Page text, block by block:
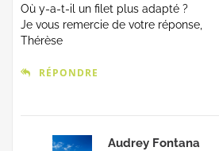
Où y-a-t-il un filet plus adapté ?
Je vous remercie de votre réponse,
Thérèse
RÉPONDRE
Audrey Fontana